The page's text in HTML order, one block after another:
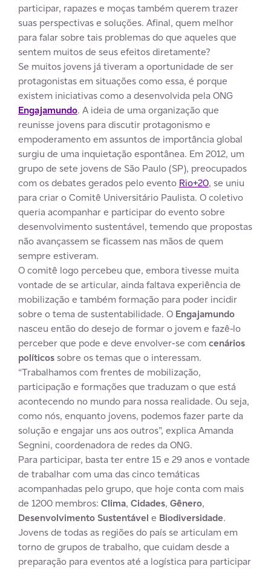
participar, rapazes e moças também querem trazer
suas perspectivas e soluções. Afinal, quem melhor
para falar sobre tais problemas do que aqueles que
sentem muitos de seus efeitos diretamente?
Se muitos jovens já tiveram a oportunidade de ser
protagonistas em situações como essa, é porque
existem iniciativas como a desenvolvida pela ONG
Engajamundo. A ideia de uma organização que
reunisse jovens para discutir protagonismo e
empoderamento em assuntos de importância global
surgiu de uma inquietação espontânea. Em 2012, um
grupo de sete jovens de São Paulo (SP), preocupados
com os debates gerados pelo evento Rio+20, se uniu
para criar o Comitê Universitário Paulista. O coletivo
queria acompanhar e participar do evento sobre
desenvolvimento sustentável, temendo que propostas
não avançassem se ficassem nas mãos de quem
sempre estiveram.
O comitê logo percebeu que, embora tivesse muita
vontade de se articular, ainda faltava experiência de
mobilização e também formação para poder incidir
sobre o tema de sustentabilidade. O Engajamundo
nasceu então do desejo de formar o jovem e fazê-lo
perceber que pode e deve envolver-se com cenários
políticos sobre os temas que o interessam.
“Trabalhamos com frentes de mobilização,
participação e formações que traduzam o que está
acontecendo no mundo para nossa realidade. Ou seja,
como nós, enquanto jovens, podemos fazer parte da
solução e engajar uns aos outros”, explica Amanda
Segnini, coordenadora de redes da ONG.
Para participar, basta ter entre 15 e 29 anos e vontade
de trabalhar com uma das cinco temáticas
acompanhadas pelo grupo, que hoje conta com mais
de 1200 membros: Clima, Cidades, Gênero,
Desenvolvimento Sustentável e Biodiversidade.
Jovens de todas as regiões do país se articulam em
torno de grupos de trabalho, que cuidam desde a
preparação para eventos até a logística para participar